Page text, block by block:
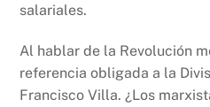
salariales.
Al hablar de la Revolución
referencia obligada a la
Francisco Villa. ¿Los